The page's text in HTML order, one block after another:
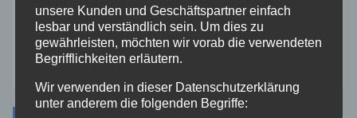
Westerwald
Zoll
unsere Kunden und Geschäftspartner einfach
lesbar und verständlich sein. Um dies zu
gewährleisten, möchten wir vorab die verwendeten
Begrifflichkeiten erläutern.
Wir verwenden in dieser Datenschutzerklärung
unter anderem die folgenden Begriffe: